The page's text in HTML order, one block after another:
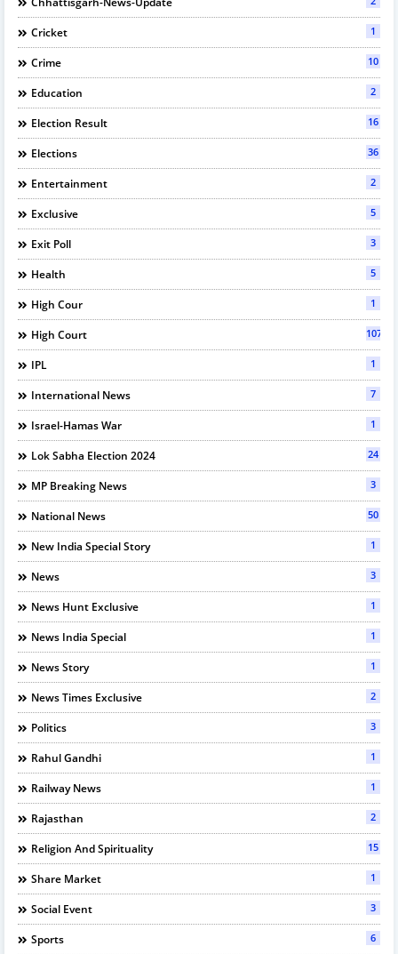
Cricket 1
Crime 10
Education 2
Election Result 16
Elections 36
Entertainment 2
Exclusive 5
Exit Poll 3
Health 5
High Cour 1
High Court 107
IPL 1
International News 7
Israel-Hamas War 1
Lok Sabha Election 2024 24
MP Breaking News 3
National News 50
New India Special Story 1
News 3
News Hunt Exclusive 1
News India Special 1
News Story 1
News Times Exclusive 2
Politics 3
Rahul Gandhi 1
Railway News 1
Rajasthan 2
Religion And Spirituality 15
Share Market 1
Social Event 3
Sports 6